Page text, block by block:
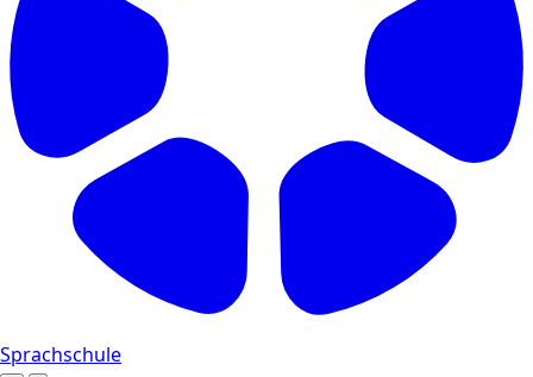
Sprachschule